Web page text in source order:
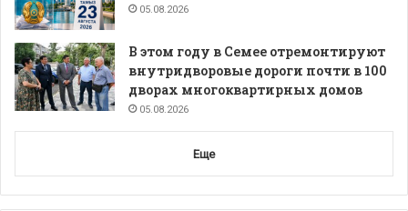
05.08.2026
В этом году в Семее отремонтируют
внутридворовые дороги почти в 100
дворах многоквартирных домов
05.08.2026
Еще